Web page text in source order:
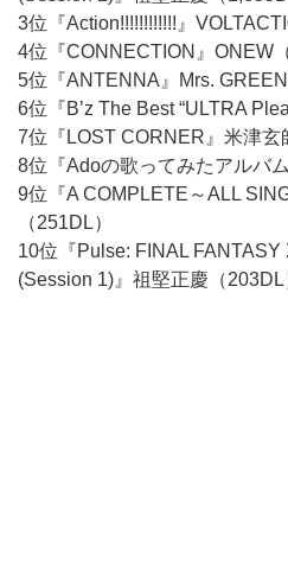
3位『Action!!!!!!!!!!!!』
4位『CONNECTION』ONEW
5位『ANTENNA』Mrs.
6位『B’z The Best “ULTRA
7位『LOST CORNER』米津玄
8位『Adoの歌ってみたアルバ
9位『A COMPLETE～ALL
（251DL）
10位『Pulse: FINAL FANTASY
(Session 1)』祖堅正慶（203DL